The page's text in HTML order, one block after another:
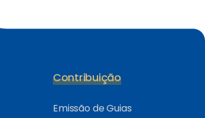
Contribuição
Emissão de Guias